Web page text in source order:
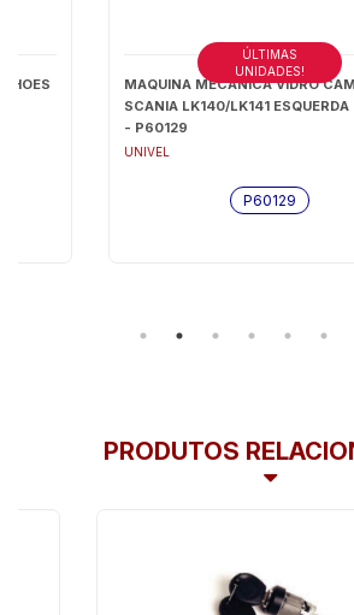
MAQUINA MECANICA VIDRO
SCANIA LK140/LK141
- P60129
UNIVEL
ÚLTIMAS
UNIDADES!
P60129
PRODUTOS